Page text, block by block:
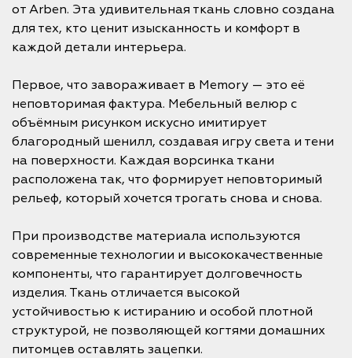
от Arben. Эта удивительная ткань словно создана
для тех, кто ценит изысканность и комфорт в
каждой детали интерьера.
Первое, что завораживает в Memory — это её
неповторимая фактура. Мебельный велюр с
объёмным рисунком искусно имитирует
благородный шенилл, создавая игру света и тени
на поверхности. Каждая ворсинка ткани
расположена так, что формирует неповторимый
рельеф, который хочется трогать снова и снова.
При производстве материала используются
современные технологии и высококачественные
компоненты, что гарантирует долговечность
изделия. Ткань отличается высокой
устойчивостью к истиранию и особой плотной
структурой, не позволяющей когтями домашних
питомцев оставлять зацепки.